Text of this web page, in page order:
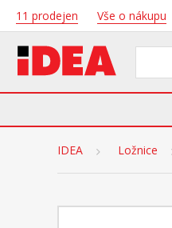
11 prodejen Vše o nákupu
IDEA Ložnice